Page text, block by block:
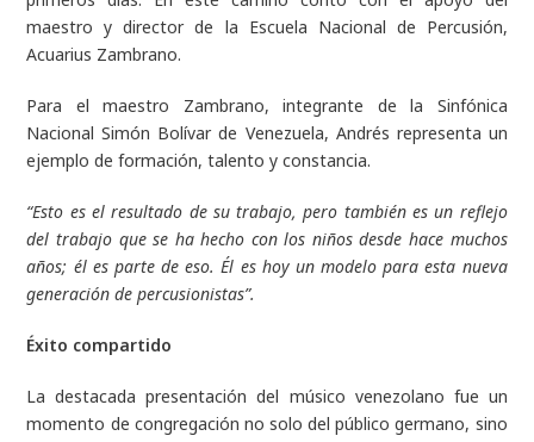
maestro y director de la Escuela Nacional de Percusión,
Acuarius Zambrano.
Para el maestro Zambrano, integrante de la Sinfónica
Nacional Simón Bolívar de Venezuela, Andrés representa un
ejemplo de formación, talento y constancia.
“Esto es el resultado de su trabajo, pero también es un reflejo
del trabajo que se ha hecho con los niños desde hace muchos
años; él es parte de eso. Él es hoy un modelo para esta nueva
generación de percusionistas”.
Éxito compartido
La destacada presentación del músico venezolano fue un
momento de congregación no solo del público germano, sino